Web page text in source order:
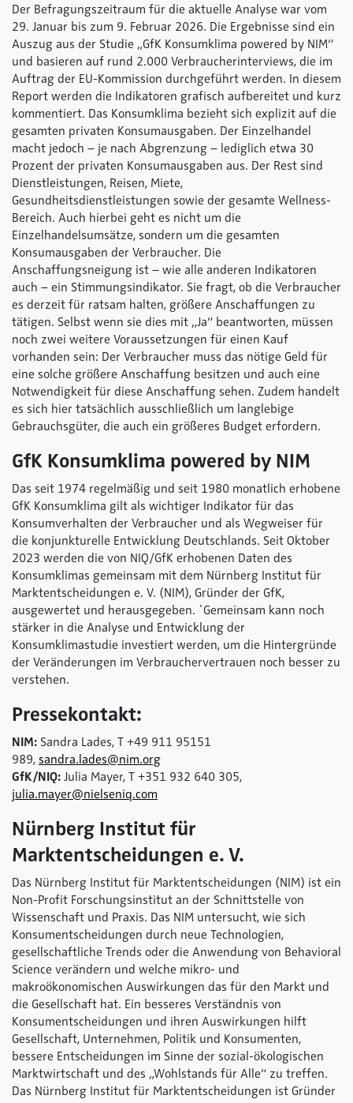
Der Befragungszeitraum für die aktuelle Analyse war vom
29. Januar bis zum 9. Februar 2026. Die Ergebnisse sind ein
Auszug aus der Studie „GfK Konsumklima powered by NIM“
und basieren auf rund 2.000 Verbraucherinterviews, die im
Auftrag der EU-Kommission durchgeführt werden. In diesem
Report werden die Indikatoren grafisch aufbereitet und kurz
kommentiert. Das Konsumklima bezieht sich explizit auf die
gesamten privaten Konsumausgaben. Der Einzelhandel
macht jedoch – je nach Abgrenzung – lediglich etwa 30
Prozent der privaten Konsumausgaben aus. Der Rest sind
Dienstleistungen, Reisen, Miete,
Gesundheitsdienstleistungen sowie der gesamte Wellness-
Bereich. Auch hierbei geht es nicht um die
Einzelhandelsumsätze, sondern um die gesamten
Konsumausgaben der Verbraucher. Die
Anschaffungsneigung ist – wie alle anderen Indikatoren
auch – ein Stimmungsindikator. Sie fragt, ob die Verbraucher
es derzeit für ratsam halten, größere Anschaffungen zu
tätigen. Selbst wenn sie dies mit „Ja“ beantworten, müssen
noch zwei weitere Voraussetzungen für einen Kauf
vorhanden sein: Der Verbraucher muss das nötige Geld für
eine solche größere Anschaffung besitzen und auch eine
Notwendigkeit für diese Anschaffung sehen. Zudem handelt
es sich hier tatsächlich ausschließlich um langlebige
Gebrauchsgüter, die auch ein größeres Budget erfordern.
GfK Konsumklima powered by NIM
Das seit 1974 regelmäßig und seit 1980 monatlich erhobene
GfK Konsumklima gilt als wichtiger Indikator für das
Konsumverhalten der Verbraucher und als Wegweiser für
die konjunkturelle Entwicklung Deutschlands. Seit Oktober
2023 werden die von NIQ/GfK erhobenen Daten des
Konsumklimas gemeinsam mit dem Nürnberg Institut für
Marktentscheidungen e. V. (NIM), Gründer der GfK,
ausgewertet und herausgegeben. `Gemeinsam kann noch
stärker in die Analyse und Entwicklung der
Konsumklimastudie investiert werden, um die Hintergründe
der Veränderungen im Verbrauchervertrauen noch besser zu
verstehen.
Pressekontakt:
NIM: Sandra Lades, T +49 911 95151
989, sandra.lades@nim.org
GfK/NIQ: Julia Mayer, T +351 932 640 305,
julia.mayer@nielseniq.com
Nürnberg Institut für
Marktentscheidungen e. V.
Das Nürnberg Institut für Marktentscheidungen (NIM) ist ein
Non-Profit Forschungsinstitut an der Schnittstelle von
Wissenschaft und Praxis. Das NIM untersucht, wie sich
Konsumentscheidungen durch neue Technologien,
gesellschaftliche Trends oder die Anwendung von Behavioral
Science verändern und welche mikro- und
makroökonomischen Auswirkungen das für den Markt und
die Gesellschaft hat. Ein besseres Verständnis von
Konsumentscheidungen und ihren Auswirkungen hilft
Gesellschaft, Unternehmen, Politik und Konsumenten,
bessere Entscheidungen im Sinne der sozial-ökologischen
Marktwirtschaft und des „Wohlstands für Alle“ zu treffen.
Das Nürnberg Institut für Marktentscheidungen ist Gründer